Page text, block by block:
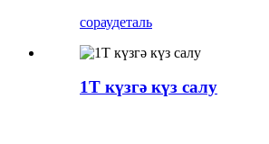
сораудеталь
1Т күзгә күз салу